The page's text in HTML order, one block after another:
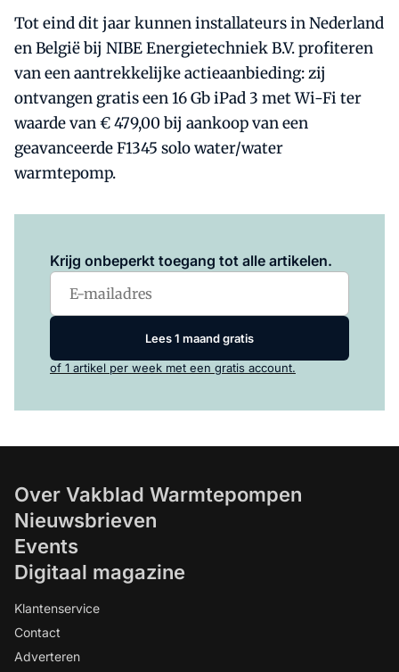
Tot eind dit jaar kunnen installateurs in Nederland
en België bij NIBE Energietechniek B.V. profiteren
van een aantrekkelijke actieaanbieding: zij
ontvangen gratis een 16 Gb iPad 3 met Wi-Fi ter
waarde van € 479,00 bij aankoop van een
geavanceerde F1345 solo water/water
warmtepomp.
Krijg onbeperkt toegang tot alle artikelen.
Lees 1 maand gratis
of 1 artikel per week met een gratis account.
Over Vakblad Warmtepompen
Nieuwsbrieven
Events
Digitaal magazine
Klantenservice
Contact
Adverteren